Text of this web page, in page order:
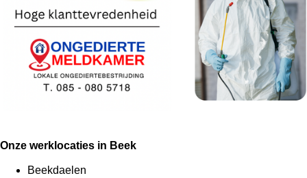
Onze werklocaties in Beek
Beekdaelen